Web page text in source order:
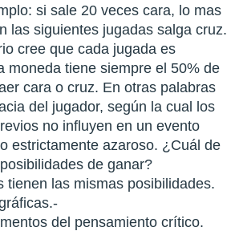
si sale 20 veces cara, lo mas
las siguientes jugadas salga cruz.
cree que cada jugada es
moneda tiene siempre el 50% de
cara o cruz. En otras palabras
del jugador, según la cual los
no influyen en un evento
estrictamente azaroso. ¿Cuál de
de ganar?
tienen las mismas posibilidades.
del pensamiento crítico.